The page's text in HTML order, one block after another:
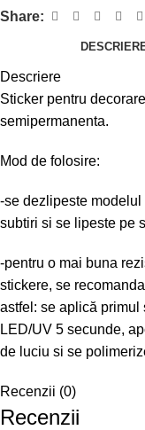
Share:
Descriere
Sticker pentru
semipermanenta.
Mod de folosire:
-se dezlipeste
subtiri si se lipeste pe
-pentru o mai buna
stickere, se
astfel: se aplică primul
LED/UV 5 secunde,
de luciu si se
Recenzii (0)
Recenzii